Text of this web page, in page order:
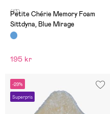
(13)
Petite Chérie Memory Foam
Sittdyna, Blue Mirage
195 kr
-29%
Superpris